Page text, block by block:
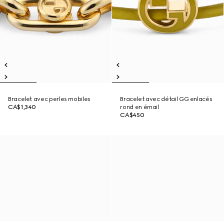
Bracelet avec perles mobiles
CA$1,340
Bracelet avec détail GG enlacés
rond en émail
CA$450